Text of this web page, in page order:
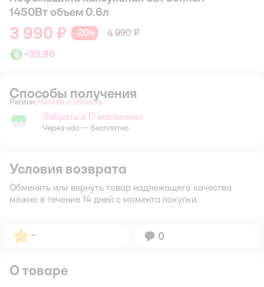
1450Вт объем 0.6л
3 990 ₽ −20%
4 990 ₽
+39,90
Способы получения
Регион: Выбор адреса доставки.
Москва и область
Забрать в магазине
Забрать в 17 магазинах
Через час — бесплатно
Условия возврата
Обменять или вернуть товар надлежащего качества
можно в течение 14 дней с момента покупки.
Рейтинг:
– Вопросов:
0
О товаре